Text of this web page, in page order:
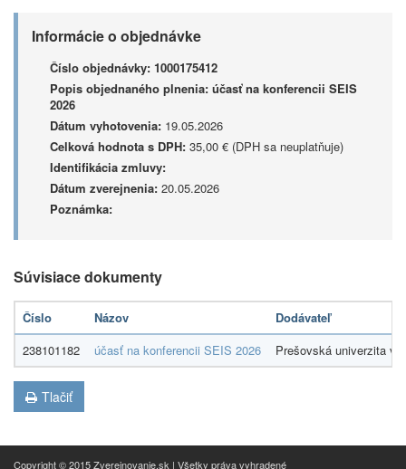
Informácie o objednávke
Číslo objednávky: 1000175412
Popis objednaného plnenia: účasť na konferencii SEIS
2026
Dátum vyhotovenia: 19.05.2026
Celková hodnota s DPH: 35,00 € (DPH sa neuplatňuje)
Identifikácia zmluvy:
Dátum zverejnenia: 20.05.2026
Poznámka:
Súvisiace dokumenty
Číslo Názov
Dodávateľ
238101182
účasť na konferencii SEIS 2026 Prešovská univerzita v
Tlačiť
Copyright © 2015 Zverejnovanie.sk | Všetky práva vyhradené